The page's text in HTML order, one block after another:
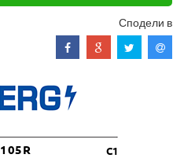
Сподели в
C1